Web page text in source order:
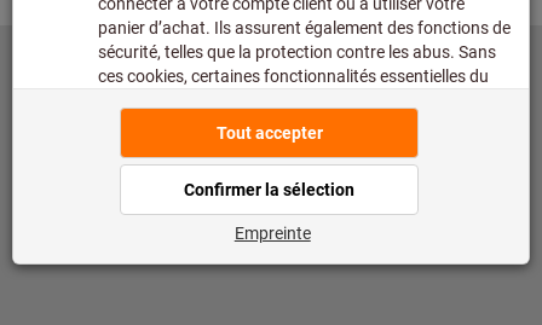
copyright Hoffmann SE
toolscout@hoffmann-group.com
Mentions légales
Protection des données
Conditions d'utilisation